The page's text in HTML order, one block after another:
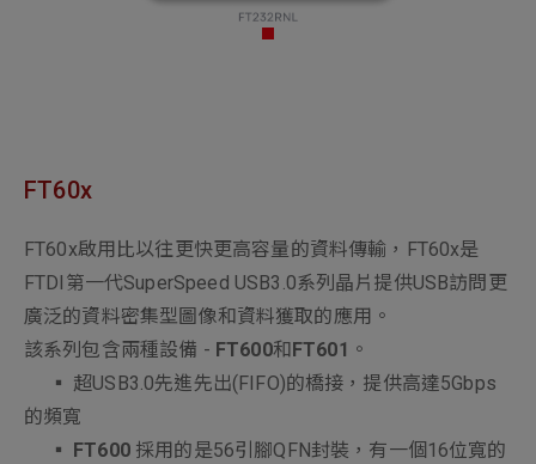
FT60x
FT60x啟用比以往更快更高容量的資料傳輸，FT60x是
FTDI第一代SuperSpeed USB3.0系列晶片提供USB訪問更
廣泛的資料密集型圖像和資料獲取的應用。
該系列包含兩種設備 - FT600和 FT601 。
▪ 超USB3.0先進先出(FIFO)的橋接，提供高達5Gbps
的頻寬
▪
FT600 採用的是56引腳QFN封裝，有一個16位寬的